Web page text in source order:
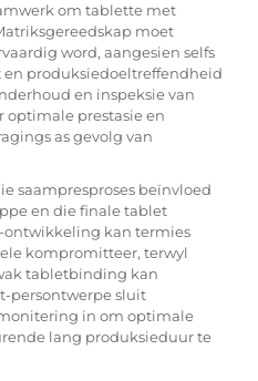
om tablette met
moet
word, aangesien selfs
produksiedoeltreffendheid
en inspeksie van
optimale prestasie en
as gevolg van
saampresproses beïnvloed
en die finale tablet
kan termies
kompromitteer, terwyl
tabletbinding kan
persontwerpe sluit
in om optimale
lang produksieduur te